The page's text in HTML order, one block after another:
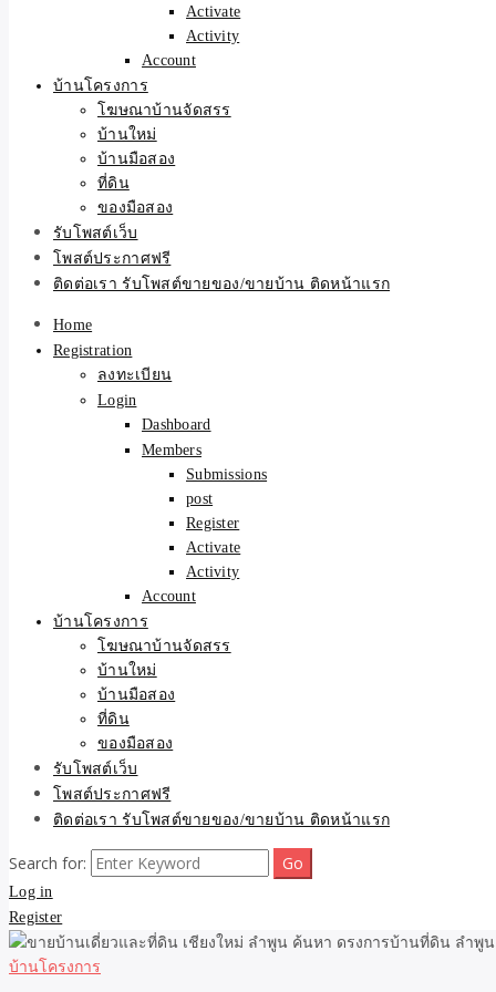
Activate
Activity
Account
บ้านโครงการ
โฆษณาบ้านจัดสรร
บ้านใหม่
บ้านมือสอง
ที่ดิน
ของมือสอง
รับโพสต์เว็บ
โพสต์ประกาศฟรี
ติดต่อเรา รับโพสต์ขายของ/ขายบ้าน ติดหน้าแรก
Home
Registration
ลงทะเบียน
Login
Dashboard
Members
Submissions
post
Register
Activate
Activity
Account
บ้านโครงการ
โฆษณาบ้านจัดสรร
บ้านใหม่
บ้านมือสอง
ที่ดิน
ของมือสอง
รับโพสต์เว็บ
โพสต์ประกาศฟรี
ติดต่อเรา รับโพสต์ขายของ/ขายบ้าน ติดหน้าแรก
Search for:
Log in
Register
บ้านโครงการ